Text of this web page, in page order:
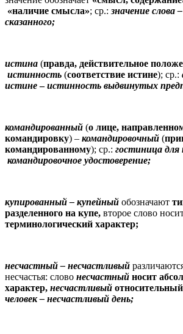
«наличие смысла»; ср.: значение слова
сказанного;
истина (правда, действительное
истинность (соответствие истине); ср.:
истине–истинность выдвинутых
командированный (о лице,
командировку) – командировочный (
командированному); ср.: гостиница
командировочное удостоверение;
купированный– купейный обозначают
разделенного на купе, второе слово
терминологический характер;
несчастный– несчастливый
несчастья: слово несчастный носит
характер, несчастливый
человек– несчастливый день;